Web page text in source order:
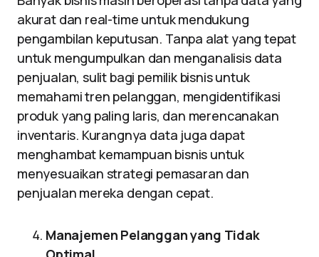
akurat dan real-time untuk mendukung
pengambilan keputusan. Tanpa alat yang tepat
untuk mengumpulkan dan menganalisis data
penjualan, sulit bagi pemilik bisnis untuk
memahami tren pelanggan, mengidentifikasi
produk yang paling laris, dan merencanakan
inventaris. Kurangnya data juga dapat
menghambat kemampuan bisnis untuk
menyesuaikan strategi pemasaran dan
penjualan mereka dengan cepat.
Manajemen Pelanggan yang Tidak